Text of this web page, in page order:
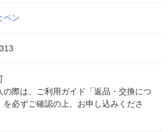
ペン
の際は、ご利用ガイド「返品・交換につ
を必ずご確認の上、お申し込みくださ